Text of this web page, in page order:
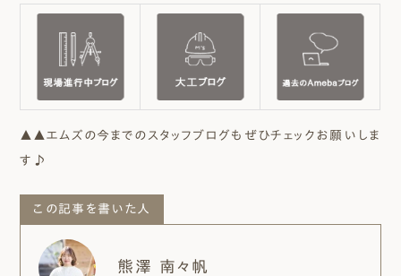
▲▲エムズの今までのスタッフブログもぜひチェックお願いしま
す♪
この記事を書いた人
熊澤 南々帆